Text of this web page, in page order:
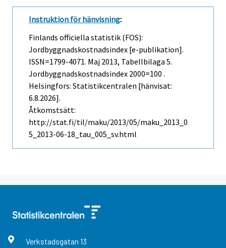
Instruktion för hänvisning:
Finlands officiella statistik (FOS):
Jordbyggnadskostnadsindex [e-publikation].
ISSN=1799-4071. Maj 2013, Tabellbilaga 5.
Jordbyggnadskostnadsindex 2000=100 .
Helsingfors: Statistikcentralen [hänvisat:
6.8.2026].
Åtkomstsätt:
http://stat.fi/til/maku/2013/05/maku_2013_0
5_2013-06-18_tau_005_sv.html
Verkstadsgatan 13